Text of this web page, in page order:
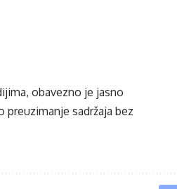
obavezno je jasno
preuzimanje sadržaja bez